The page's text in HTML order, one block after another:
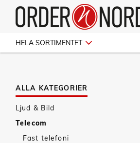
HELA SORTIMENTET
ALLA KATEGORIER
Ljud & Bild
Telecom
Fast telefoni